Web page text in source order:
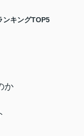
ンキングTOP5
か